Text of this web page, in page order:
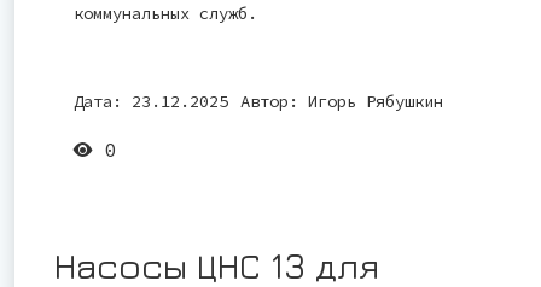
коммунальных служб.
Дата: 23.12.2025 Автор: Игорь Рябушкин
0
Насосы ЦНС 13 для